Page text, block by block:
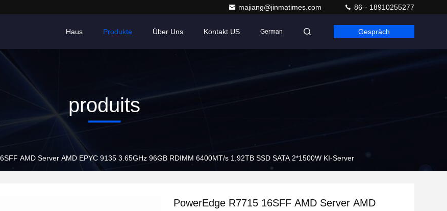
majiang@jinmatimes.com 86-- 18910255277
Haus Produkte Über Uns Kontakt US German Gespräch
produits
AMD Server AMD EPYC 9135 3.65GHz 96GB RDIMM 6400MT/s 1.92TB SSD SATA 2*1500W KI-Server
PowerEdge R7715 16SFF AMD Server AMD